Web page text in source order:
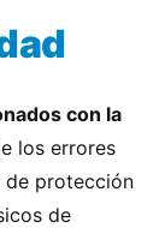
con la
los errores
de protección
de